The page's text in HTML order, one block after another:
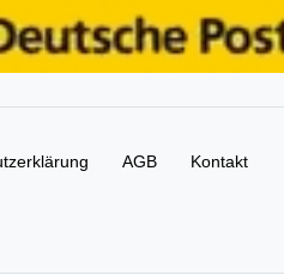
AGB Kontakt